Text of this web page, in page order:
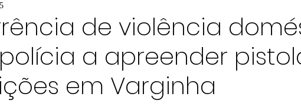
Coluna: SindJori Internacional Coluna Jurídica
Post Recentes Coluna Arte e Cultura em Ação
de violência
a apreender
em Varginha